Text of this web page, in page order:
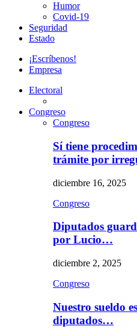
Humor
Covid-19
Seguridad
Estado
¡Escríbenos!
Empresa
Electoral
Congreso
Congreso
Sí tiene
trámite por
diciembre 16, 2025
Congreso
Diputados
por Lucio…
diciembre 2, 2025
Congreso
Nuestro sueldo
diputados…